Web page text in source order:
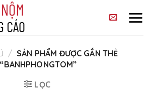
/ SẢN PHẨM ĐƯỢC GẮN THẺ
“BANHPHONGTOM”
LỌC